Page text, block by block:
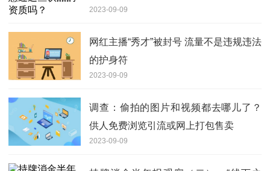
2023-09-09
网红主播“秀才”被封号 流量不是违规违法
的护身符
2023-09-09
调查：偷拍的图片和视频都去哪儿了？
供人免费浏览引流或网上打包售卖
2023-09-09